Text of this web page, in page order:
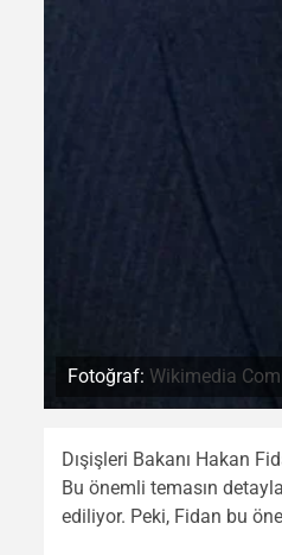
Fotoğraf: Wikimedia
Dışişleri Bakanı Hakan
Bu önemli temasın
ediliyor. Peki, Fidan bu